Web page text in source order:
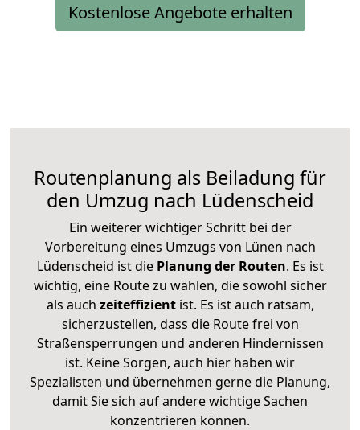
Kostenlose Angebote erhalten
Routenplanung als Beiladung für
den Umzug nach Lüdenscheid
Ein weiterer wichtiger Schritt bei der
Vorbereitung eines Umzugs von Lünen nach
Lüdenscheid ist diePlanung der Routen. Es ist
wichtig, eine Route zu wählen, die sowohl sicher
als auch zeiteffizientist. Es ist auch ratsam,
sicherzustellen, dass die Route frei von
Straßensperrungen und anderen Hindernissen
ist. Keine Sorgen, auch hier haben wir
Spezialisten und übernehmen gerne die Planung,
damit Sie sich auf andere wichtige Sachen
konzentrieren können.